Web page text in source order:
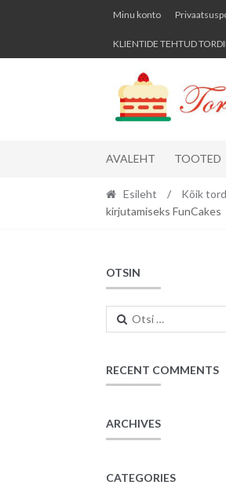
Skip
navigation
Skip
content
Minu konto
KLIENTIDE TEHTUD
AVALEHT TOOTED
Esileht / Kõik
kirjutamiseks FunCakes
OTSIN
Otsi:
RECENT COMMENTS
ARCHIVES
CATEGORIES